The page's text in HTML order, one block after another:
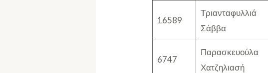
16589
Τριανταφυλλιά
Σάββα
6747
Παρασκευούλα
Χατζηλιασή